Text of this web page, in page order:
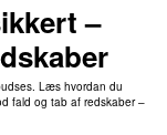
–
Læs hvordan du
fald og tab af redskaber –